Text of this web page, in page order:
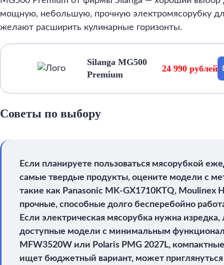
мощную, небольшую, прочную электромясорубку
желают расширить кулинарные горизонты.
Silanga MG500
Premium
24 990 рублей
Советы по выбору
Если планируете пользоваться мясорубкой
самые твердые продукты, оцените модели с
такие как Panasonic MK-GX1710KTQ,
прочные, способные долго бесперебойно
Если электрическая мясорубка нужна
доступные модели с минимальным
MFW3520W или Polaris PMG 2027L,
ищет бюджетный вариант, может